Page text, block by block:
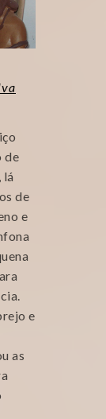
de
lá
de
e
e
as